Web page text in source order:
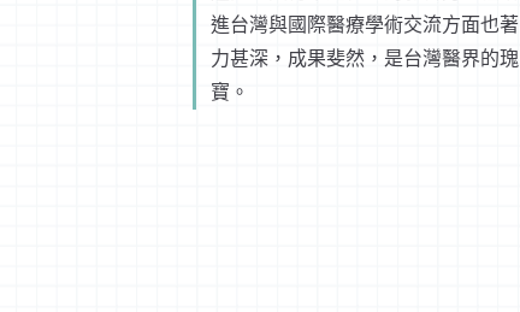
進台灣與國際醫療學術交流方面也著
力甚深，成果斐然，是台灣醫界的瑰
寶。